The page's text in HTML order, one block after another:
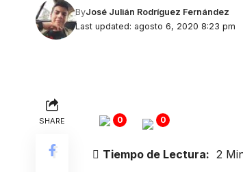
Last updated: agosto 6, 2020 8:23 pm
ByJosé Julián Rodríguez Fernández
SHARE 0 0
Tiempo de Lectura: 2